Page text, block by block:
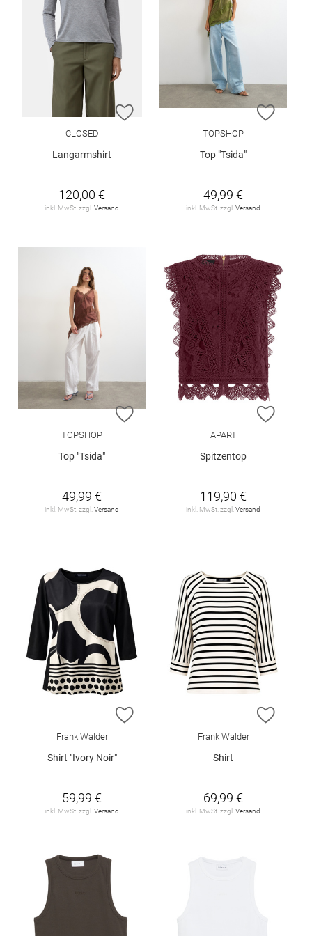
ZUR WUNSCHLISTE HINZUFÜGEN
CLOSED
Langarmshirt
120,00 €
inkl. MwSt. zzgl. Versand
ZUR
TOPSHOP
Top "Tsida"
49,99 €
inkl. MwSt. zzgl. Versand
ZUR WUNSCHLISTE HINZUFÜGEN
TOPSHOP
Top "Tsida"
49,99 €
inkl. MwSt. zzgl. Versand
ZUR
APART
Spitzentop
119,90 €
inkl. MwSt. zzgl. Versand
ZUR WUNSCHLISTE HINZUFÜGEN
Frank Walder
Shirt "Ivory Noir"
59,99 €
inkl. MwSt. zzgl. Versand
ZUR
Frank Walder
Shirt
69,99 €
inkl. MwSt. zzgl. Versand